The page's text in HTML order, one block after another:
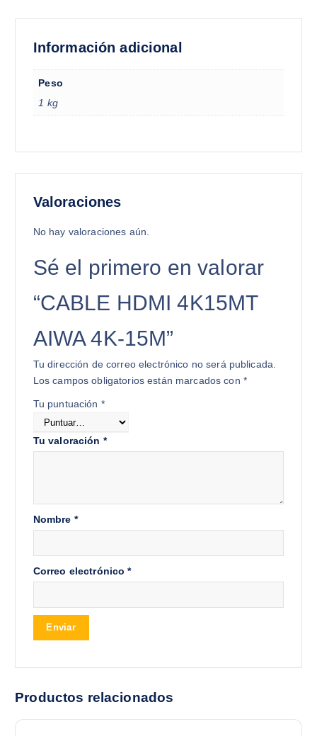
Información adicional
Peso
1 kg
Valoraciones
No hay valoraciones aún.
Sé el primero en valorar
“CABLE HDMI 4K15MT
AIWA 4K-15M”
Tu dirección de correo electrónico no será publicada.
Los campos obligatorios están marcados con *
Tu puntuación *
Tu valoración *
Nombre *
Correo electrónico*
Productos relacionados